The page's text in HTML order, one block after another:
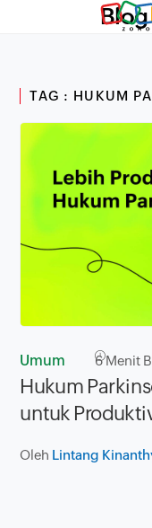
Blog
TAG : HUKUM
Umum 6Menit
Hukum
untuk
Oleh Lintang